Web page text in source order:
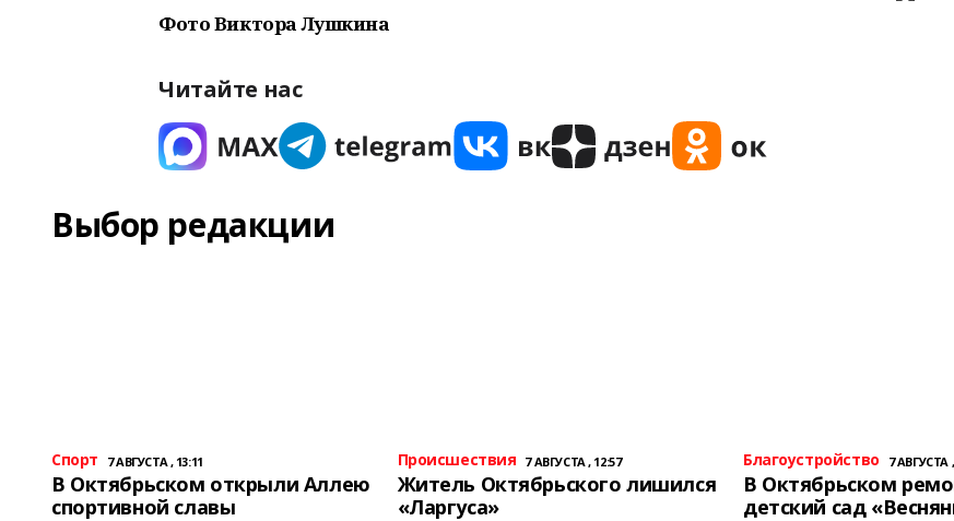
Фото Виктора Лушкина
Читайте нас
Выбор редакции
Спорт 7 АВГУСТА , 13:11
В Октябрьском открыли Аллею
спортивной славы
Происшествия 7 АВГУСТА , 12:57
Житель Октябрьского лишился
«Ларгуса»
Благоустройство 7 АВГУСТА
В Октябрьском
детский сад